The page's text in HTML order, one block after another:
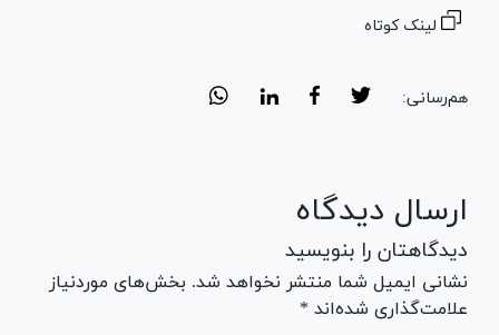
لینک کوتاه
هم‌رسانی:
ارسال دیدگاه
دیدگاهتان را بنویسید
نشانی ایمیل شما منتشر نخواهد شد. بخش‌های موردنیاز
علامت‌گذاری شده‌اند *